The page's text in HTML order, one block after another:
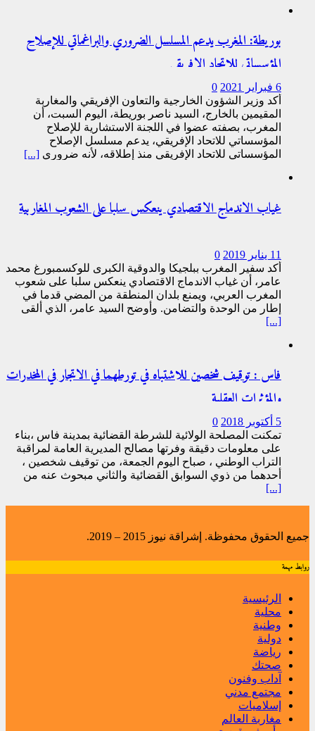
بوريطة: المغرب يدعم المسلسل الضروري والبراغماتي للإصلاح
المؤسساتي للاتحاد الإفريقي
6 فبراير 2021
0
أكد وزير الشؤون الخارجية والتعاون الإفريقي والمغاربة
المقيمين بالخارج، السيد ناصر بوريطة، اليوم السبت، أن
المغرب، بصفته عضوا في اللجنة الاستشارية للإصلاح
المؤسساتي للاتحاد الإفريقي، يدعم مسلسل الإصلاح
المؤسساتي للاتحاد الإفريقي منذ إطلاقه، لأنه ضروري [...]
غياب الاندماج الاقتصادي ينعكس سلبا على الشعوب المغاربية
11 يناير 2019
0
أكد سفير المغرب ببلجيكا والدوقية الكبرى للوكسمبورغ محمد
عامر، أن غياب الاندماج الاقتصادي ينعكس سلبا على شعوب
المغرب العربي، ويمنع بلدان المنطقة من المضي قدما في
إطار من الوحدة والتضامن. وأوضح السيد عامر، الذي ألقى
[...]
فاس : توقيف شخصين للاشتباه في تورطهما في الاتجار في المخدرات
والمؤثرات العقلية
5 أكتوبر 2018
0
تمكنت المصلحة الولائية للشرطة القضائية بمدينة فاس ،بناء
على معلومات دقيقة وفرتها مصالح المديرية العامة لمراقبة
التراب الوطني ، صباح اليوم الجمعة، من توقيف شخصين ،
أحدهما من ذوي السوابق القضائية والثاني مبحوث عنه من
[...]
جميع الحقوق محفوظة. إشراقة نيوز 2015 – 2019.
روابط مهمة
الرئيسية
محلية
وطنية
دولية
رياضة
صحتك
آداب وفنون
مجتمع مدني
إسلاميات
مغاربة العالم